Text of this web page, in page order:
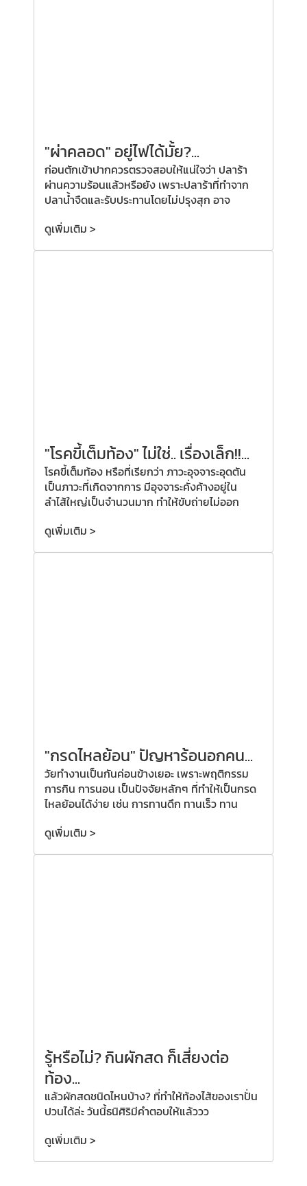
"ผ่าคลอด" อยู่ไฟได้มั้ย?...
ก่อนตักเข้าปากควรตรวจสอบให้แน่ใจว่า ปลาร้า
ผ่านความร้อนแล้วหรือยัง เพราะปลาร้าที่ทำจาก
ปลาน้ำจืดและรับประทานโดยไม่ปรุงสุก อาจ
ดูเพิ่มเติม >
"โรคขี้เต็มท้อง" ไม่ใช่.. เรื่องเล็ก!!...
โรคขี้เต็มท้อง หรือที่เรียกว่า ภาวะอุจจาระอุดตัน
เป็นภาวะที่เกิดจากการ มีอุจจาระคั่งค้างอยู่ใน
ลำไส้ใหญ่เป็นจำนวนมาก ทำให้ขับถ่ายไม่ออก
ดูเพิ่มเติม >
"กรดไหลย้อน" ปัญหาร้อนอกคน...
วัยทำงานเป็นกันค่อนข้างเยอะ เพราะพฤติกรรม
การกิน การนอน เป็นปัจจัยหลักๆ ที่ทำให้เป็นกรด
ไหลย้อนได้ง่าย เช่น การทานดึก ทานเร็ว ทาน
ดูเพิ่มเติม >
รู้หรือไม่? กินผักสด ก็เสี่ยงต่อ
ท้อง...
แล้วผักสดชนิดไหนบ้าง? ที่ทำให้ท้องไส้ของเราปั่น
ปวนได้ล่ะ วันนี้ธนิศิริมีคำตอบให้แล้ววว
ดูเพิ่มเติม >